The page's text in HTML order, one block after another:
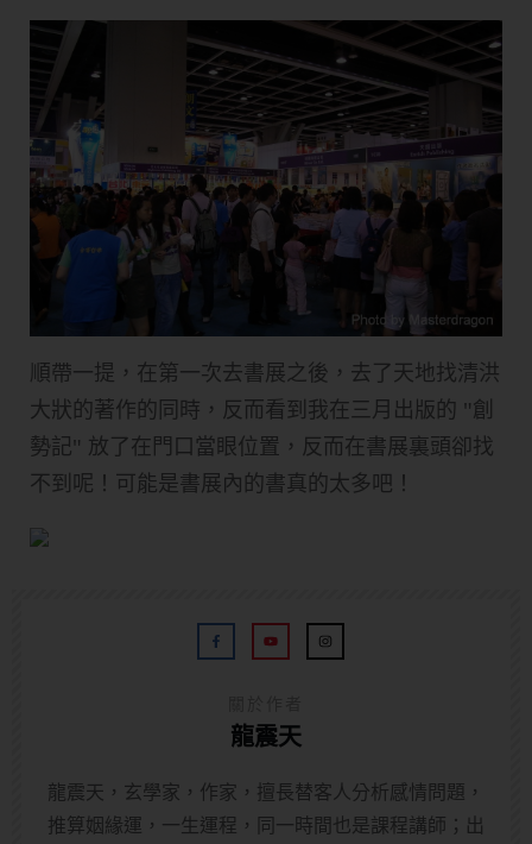
順帶一提，在第一次去書展之後，去了天地找清洪
大狀的著作的同時，反而看到我在三月出版的 "創
勢記" 放了在門口當眼位置，反而在書展裏頭卻找
不到呢！可能是書展內的書真的太多吧！
龍震天
龍震天，玄學家，作家，擅長替客人分析感情問題，
推算姻緣運，一生運程，同一時間也是課程講師；出